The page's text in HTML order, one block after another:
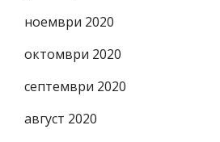
ноември 2020
октомври 2020
септември 2020
август 2020